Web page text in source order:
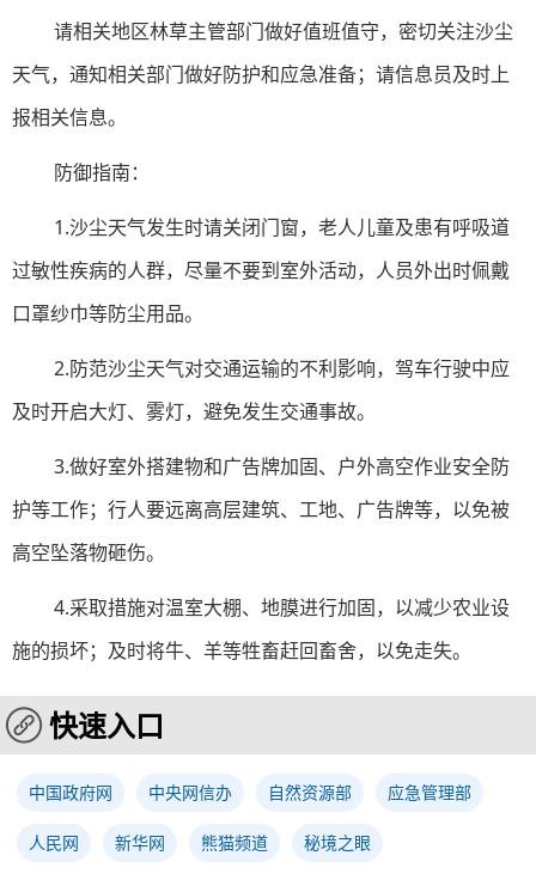
请相关地区林草主管部门做好值班值守，密切关注沙尘
天气，通知相关部门做好防护和应急准备；请信息员及时上
报相关信息。
防御指南：
1.沙尘天气发生时请关闭门窗，老人儿童及患有呼吸道
过敏性疾病的人群，尽量不要到室外活动，人员外出时佩戴
口罩纱巾等防尘用品。
2.防范沙尘天气对交通运输的不利影响，驾车行驶中应
及时开启大灯、雾灯，避免发生交通事故。
3.做好室外搭建物和广告牌加固、户外高空作业安全防
护等工作；行人要远离高层建筑、工地、广告牌等，以免被
高空坠落物砸伤。
4.采取措施对温室大棚、地膜进行加固，以减少农业设
施的损坏；及时将牛、羊等牲畜赶回畜舍，以免走失。
快速入口
中国政府网 中央网信办 自然资源部 应急管理部
人民网 新华网 熊猫频道 秘境之眼